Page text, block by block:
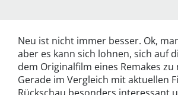
Neu ist nicht immer besser. Ok,
aber es kann sich lohnen, sich auf
dem Originalfilm eines Remakes zu
Gerade im Vergleich mit aktuellen